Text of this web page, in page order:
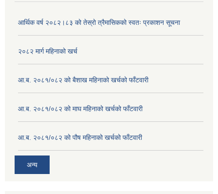
आर्थिक वर्ष २०८२।८३ को तेस्रो त्रैमासिकको स्वतः प्रकाशन सूचना
२०८२ मार्ग महिनाको खर्च
आ.ब. २०८१/०८२ को बैशाख महिनाको खर्चको फाँटवारी
आ.ब. २०८१/०८२ को माघ महिनाको खर्चको फाँटवारी
आ.ब. २०८१/०८२ को पौष महिनाको खर्चको फाँटवारी
अन्य